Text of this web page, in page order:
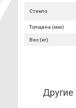
Стекло
Толщина (мм)
Вес (кг)